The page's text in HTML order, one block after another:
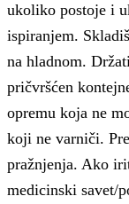
ukoliko postoje i
ispiranjem.
na hladnom.
pričvršćen
opremu koja ne
koji ne varniči.
pražnjenja. Ako
medicinski savet/